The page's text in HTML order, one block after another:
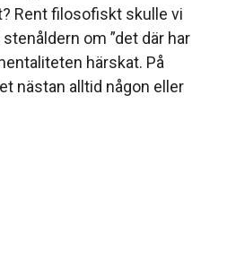
Rent filosofiskt skulle vi
om ”det där har
härskat. På
nästan alltid någon eller